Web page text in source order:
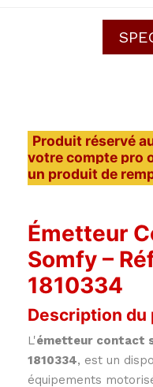
Produit réservé
votre compte pro
un produit de
Émetteur
Somfy –
1810334
Description du
L'émetteur contact
1810334, est un
équipements